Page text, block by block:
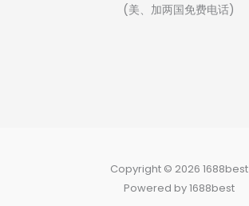
(美、加两国免费电话)
Copyright © 2026 1688best
Powered by 1688best